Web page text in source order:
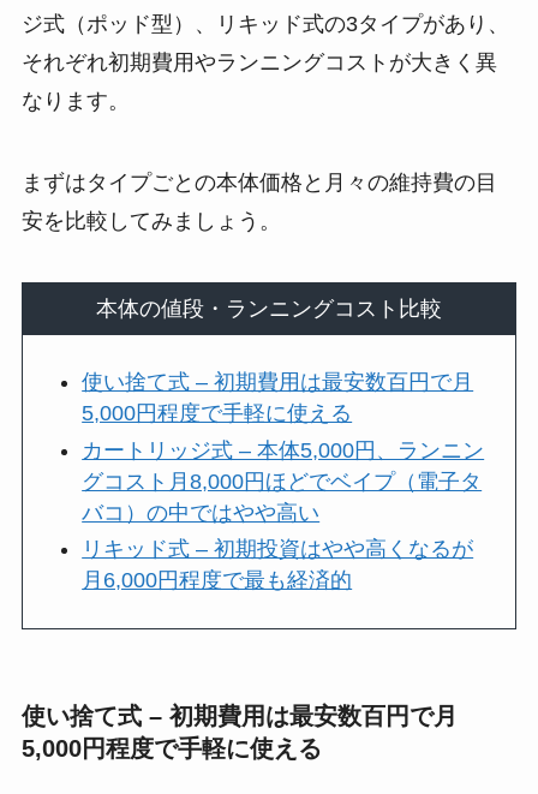
ジ式（ポッド型）、リキッド式の3タイプがあり、
それぞれ初期費用やランニングコストが大きく異
なります。​
まずはタイプごとの本体価格と月々の維持費の目
安を比較してみましょう。
本体の値段・ランニングコスト比較
使い捨て式 – 初期費用は最安数百円で月
5,000円程度で手軽に使える
カートリッジ式 – 本体5,000円、ランニン
グコスト月8,000円ほどでベイプ（電子タ
バコ）の中ではやや高い
リキッド式 – 初期投資はやや高くなるが
月6,000円程度で最も経済的
使い捨て式 – 初期費用は最安数百円で月
5,000円程度で手軽に使える